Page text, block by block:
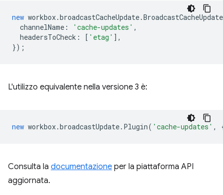
new workbox.broadcastCacheUpdate.
channelName : 'cache-updates' ,
headersToCheck : [ 'etag' ],
});
L'utilizzo equivalente nella versione 3 è:
new workbox.broadcastUpdate. Plugin( 'cache-updates' ,
Consulta la documentazione per la piattaforma API
aggiornata.